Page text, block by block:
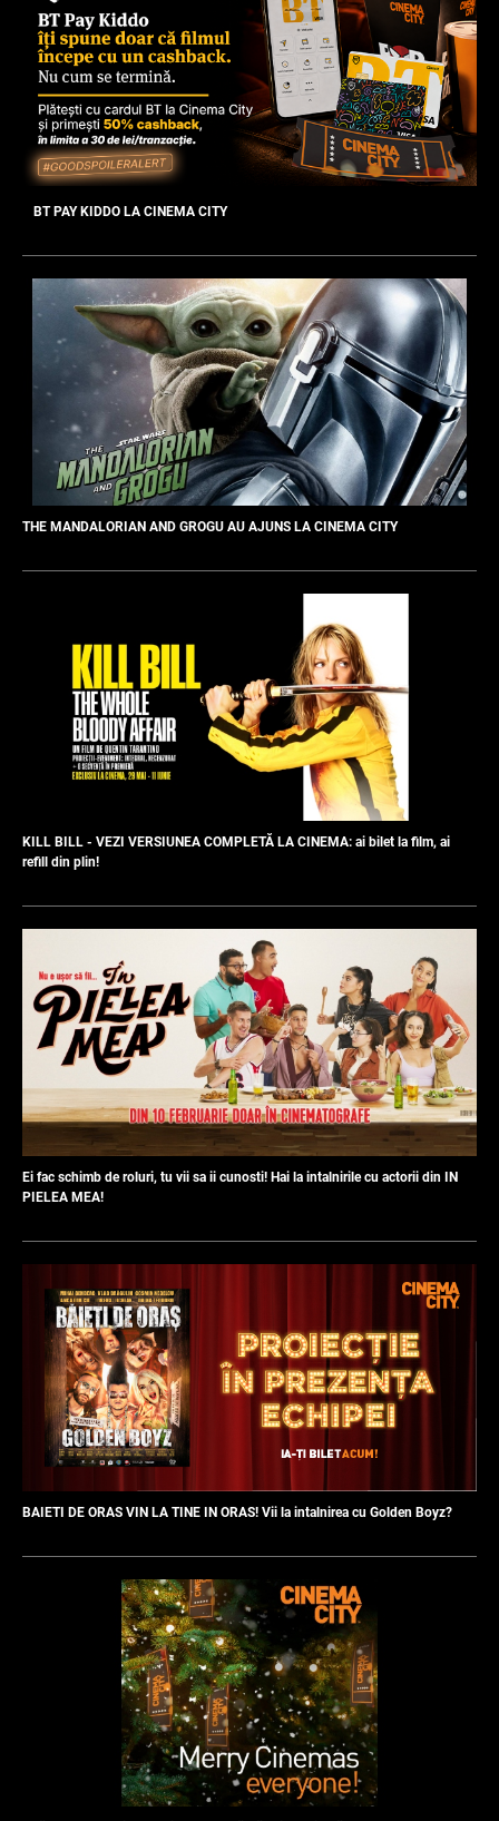
BT PAY KIDDO LA CINEMA CITY
THE MANDALORIAN AND GROGU AU AJUNS LA CINEMA CITY
KILL BILL - VEZI VERSIUNEA COMPLETĂ LA CINEMA: ai bilet la film, ai
refill din plin!
Ei fac schimb de roluri, tu vii sa ii cunosti! Hai la intalnirile cu actorii din IN
PIELEA MEA!
BAIETI DE ORAS VIN LA TINE IN ORAS! Vii la intalnirea cu Golden Boyz?